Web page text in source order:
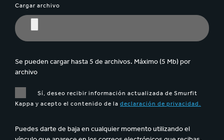
Cargar archivo
Se pueden cargar hasta 5 de archivos. Máximo (5 Mb) por
archivo
Sí, deseo recibir información actualizada de Smurfit
Kappa y acepto el contenido de la declaración de privacidad.
Puedes darte de baja en cualquier momento utilizando el